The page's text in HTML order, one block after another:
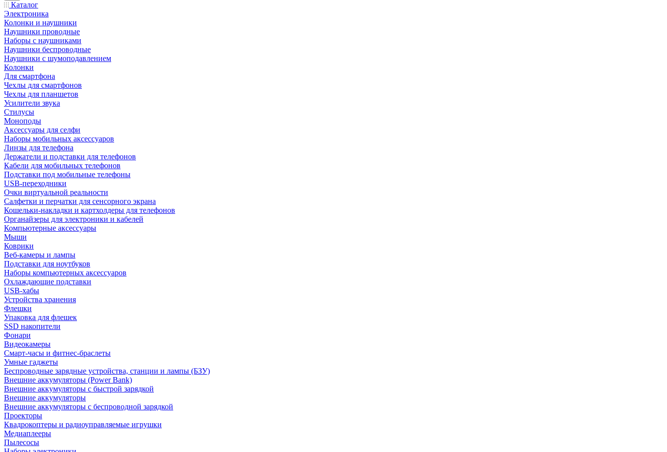
Каталог
Электроника
Колонки и наушники
Наушники проводные
Наборы с наушниками
Наушники беспроводные
Наушники с шумоподавлением
Колонки
Для смартфона
Чехлы для смартфонов
Чехлы для планшетов
Усилители звука
Стилусы
Моноподы
Аксессуары для селфи
Наборы мобильных аксессуаров
Линзы для телефона
Держатели и подставки для телефонов
Кабели для мобильных телефонов
Подставки под мобильные телефоны
USB-переходники
Очки виртуальной реальности
Салфетки и перчатки для сенсорного экрана
Кошельки-накладки и картхолдеры для телефонов
Органайзеры для электроники и кабелей
Компьютерные аксессуары
Мыши
Коврики
Веб-камеры и лампы
Подставки для ноутбуков
Наборы компьютерных аксессуаров
Охлаждающие подставки
USB-хабы
Устройства хранения
Флешки
Упаковка для флешек
SSD накопители
Фонари
Видеокамеры
Смарт-часы и фитнес-браслеты
Умные гаджеты
Беспроводные зарядные устройства, станции и лампы (БЗУ)
Внешние аккумуляторы (Power Bank)
Внешние аккумуляторы с быстрой зарядкой
Внешние аккумуляторы
Внешние аккумуляторы с беспроводной зарядкой
Проекторы
Квадрокоптеры и радиоуправляемые игрушки
Медиаплееры
Пылесосы